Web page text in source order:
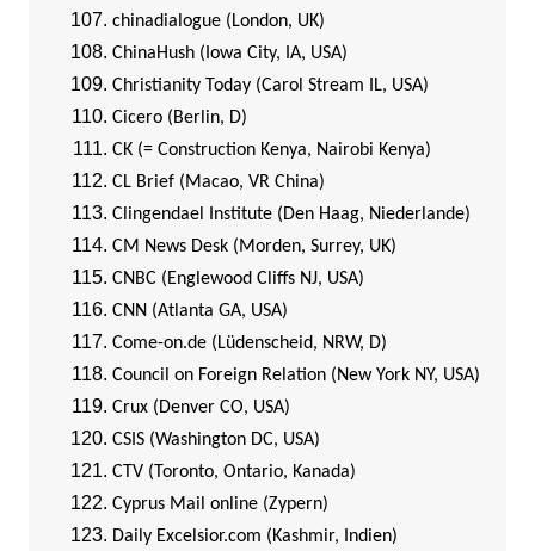
chinadialogue (London, UK)
ChinaHush (Iowa City, IA, USA)
Christianity Today (Carol Stream IL, USA)
Cicero (Berlin, D)
CK (= Construction Kenya, Nairobi Kenya)
CL Brief (Macao, VR China)
Clingendael Institute (Den Haag, Niederlande)
CM News Desk (Morden, Surrey, UK)
CNBC (Englewood Cliffs NJ, USA)
CNN (Atlanta GA, USA)
Come-on.de (Lüdenscheid, NRW, D)
Council on Foreign Relation (New York NY, USA)
Crux (Denver CO, USA)
CSIS (Washington DC, USA)
CTV (Toronto, Ontario, Kanada)
Cyprus Mail online (Zypern)
Daily Excelsior.com (Kashmir, Indien)